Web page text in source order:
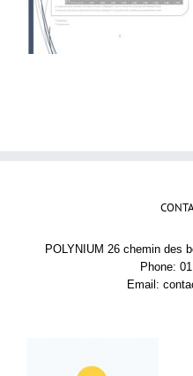
POLYNIUM 26 chemin des
Phone:
Email: